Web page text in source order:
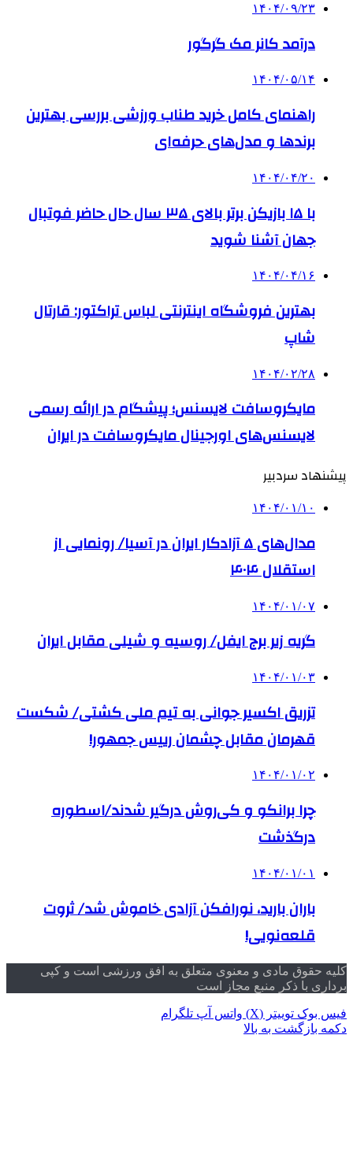
۱۴۰۴/۰۹/۲۳
درآمد کانر مک گرگور
۱۴۰۴/۰۵/۱۴
راهنمای کامل خرید طناب ورزشی بررسی بهترین
برندها و مدل‌های حرفه‌ای
۱۴۰۴/۰۴/۲۰
با ۱۵ بازیکن برتر بالای ۳۵ سال حال حاضر فوتبال
جهان آشنا شوید
۱۴۰۴/۰۴/۱۶
بهترین فروشگاه اینترنتی لباس تراکتور: قارتال
شاپ
۱۴۰۴/۰۲/۲۸
مایکروسافت لایسنس؛ پیشگام در ارائه رسمی
لایسنس‌های اورجینال مایکروسافت در ایران
پیشنهاد سردبیر
۱۴۰۴/۰۱/۱۰
مدال‌های ۵ آزادکار ایران در آسیا/ رونمایی از
استقلال ۴۰۴
۱۴۰۴/۰۱/۰۷
گریه زیر برج ایفل/ روسیه و شیلی مقابل ایران
۱۴۰۴/۰۱/۰۳
تزریق اکسیر جوانی به تیم ملی کشتی/ شکست
قهرمان مقابل چشمان رییس جمهور!
۱۴۰۴/۰۱/۰۲
چرا برانکو و کی‌روش درگیر شدند/اسطوره
درگذشت
۱۴۰۴/۰۱/۰۱
باران بارید، نورافکن آزادی خاموش شد/ ثروت
قلعه‌نویی!
کلیه حقوق مادی و معنوی متعلق به افق ورزشی است و کپی
برداری با ذکر منبع مجاز است
فیس بوک توییتر (X) واتس آپ تلگرام
دکمه بازگشت به بالا